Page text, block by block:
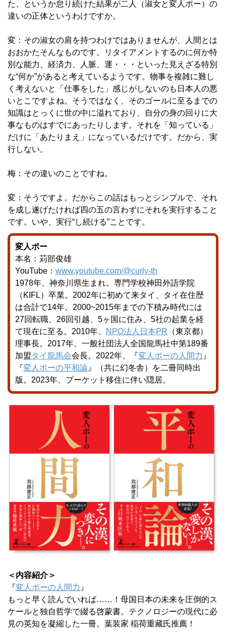
た、というか怠り続けた結果が二人（淑女と変人ポー）の
違いの正体というわけですか。
変：その淑女の肩を持つわけではありませんが、人間とは
おおかたそんなものです。リタイアメントするのに何か特
別な能力、経済力、人脈、運・・・といった見えざる特別
な“何か”があると考えているようです。物事を複雑に難し
く考えないと「仕事をした」感じがしないのも日本人の悪
いとこですよね。そうではなく、そのゴールに至るまでの
知識はとっくに世の中に溢れており、自分の身の回りに大
事なものはすでにあったりします。それを「知っている」
だけに「あたりまえ」になっているだけです。だから、実
行しない。
梅：その違いのことですね。
変：そうですよ。だからこの話はもっとシンプルで、それ
を成し遂げたければ四の五の言わずにそれを実行すること
です。いや、実行“し続ける”ことです。
変人ポー
本名：苅部俊雄
YouTube ： www.youtube.com/@curly-th
1978年、神奈川県生まれ。専門学校神田外語学院
（KIFL）卒業。2002年に初めて来タイ、タイ在住歴
は合計で14年。2000~2015年までの下積み時代には
27回転職、26回引越、5ヶ国に住み、5社の起業を経
て現在に至る。2010年、
NPO法人日本PR （東京都）
理事長。2017年、一般社団法人全国龍馬社中第189番
加盟タイ龍馬会会長。2022年、『変人ポーの人間力 』
『変人ポーの平和論 』（共に幻冬舎）を二冊同時出
版。2023年、プーケット移住に伴い隠居。
＜内容紹介＞
『変人ポーの人間力 』
もっと早く読んでいれば……！母国日本の未来を圧倒的ス
ケールと独自哲学で綴る啓蒙書。テクノロジーの現代に必
見の英知を凝縮した一冊。葉装家 稲荷重藏氏推薦！